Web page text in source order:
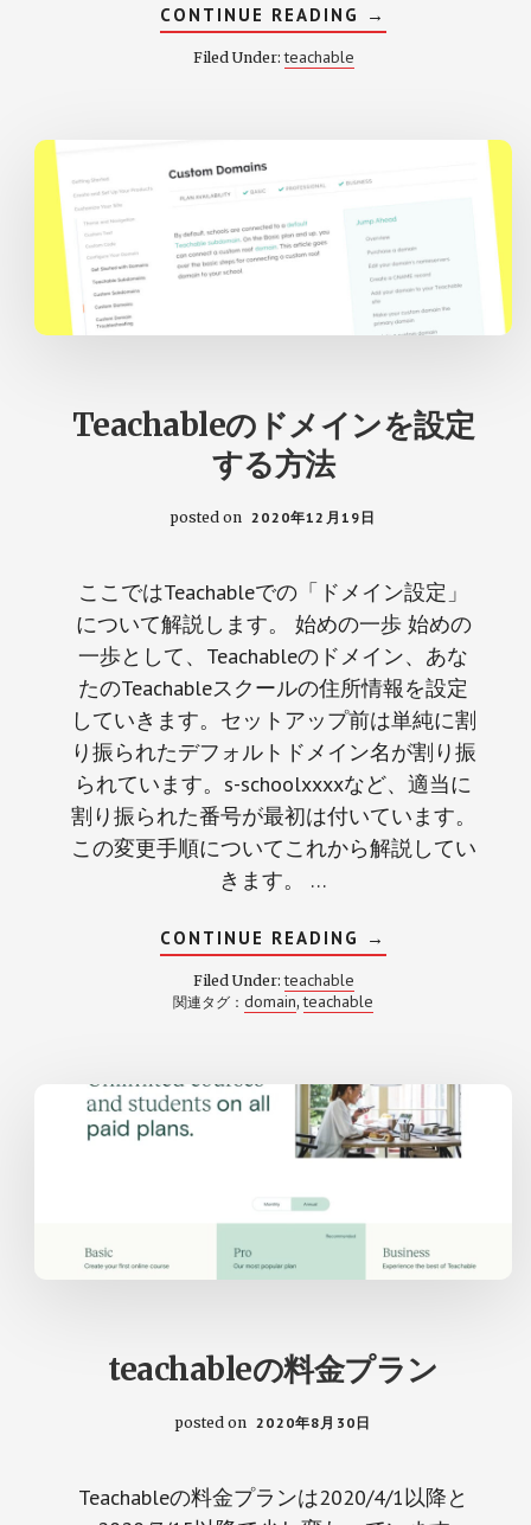
CONTINUE READING ABOUT
TEACHABLE
→
Filed Under:teachable
Teachableのドメインを設定
する方法
posted on 2020年12月19日
ここではTeachableでの「ドメイン設定」
について解説します。 始めの一歩 始めの
一歩として、Teachableのドメイン、あな
たのTeachableスクールの住所情報を設定
していきます。セットアップ前は単純に割
り振られたデフォルトドメイン名が割り振
られています。s-schoolxxxxなど、適当に
割り振られた番号が最初は付いています。
この変更手順についてこれから解説してい
きます。 …
CONTINUE READING ABOUT
TEACHABLE
メ
設
定
す
る
方
→
Filed Under:teachable
関連タグ：domain,teachable
teachableの料金プラン
posted on 2020年8月30日
Teachableの料金プランは2020/4/1以降と